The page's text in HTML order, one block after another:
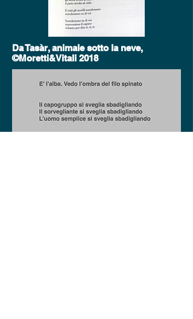
Da Tasàr, animale sotto la neve,
©Moretti&Vitali 2018